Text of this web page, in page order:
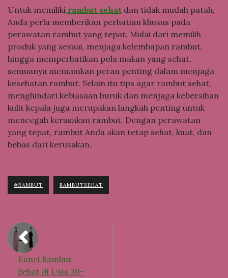
Untuk memiliki rambut sehat dan tidak mudah patah,
Anda perlu memberikan perhatian khusus pada
perawatan rambut yang tepat. Mulai dari memilih
produk yang sesuai, menjaga kelembapan rambut,
hingga memperhatikan pola makan yang sehat,
semuanya memainkan peran penting dalam menjaga
kesehatan rambut. Selain itu tips agar rambut sehat,
menghindari kebiasaan buruk dan menjaga kebersihan
kulit kepala juga merupakan langkah penting untuk
mencegah kerusakan rambut. Dengan perawatan
yang tepat, rambut Anda akan tetap sehat, kuat, dan
bebas dari kerusakan.
#RAMBUT RAMBUTSEHAT
Kunci Rambut
Sehat di Usia 30-